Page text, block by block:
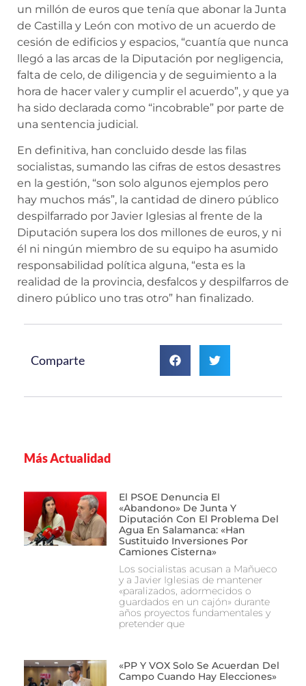
un millón de euros que tenía que abonar la Junta
de Castilla y León con motivo de un acuerdo de
cesión de edificios y espacios, “cuantía que nunca
llegó a las arcas de la Diputación por negligencia,
falta de celo, de diligencia y de seguimiento a la
hora de hacer valer y cumplir el acuerdo”, y que ya
ha sido declarada como “incobrable” por parte de
una sentencia judicial.
En definitiva, han concluido desde las filas
socialistas, sumando las cifras de estos desastres
en la gestión, “son solo algunos ejemplos pero
hay muchos más”, la cantidad de dinero público
despilfarrado por Javier Iglesias al frente de la
Diputación supera los dos millones de euros, y ni
él ni ningún miembro de su equipo ha asumido
responsabilidad política alguna, “esta es la
realidad de la provincia, desfalcos y despilfarros de
dinero público uno tras otro” han finalizado.
Comparte
Más Actualidad
El PSOE Denuncia El
«abandono» De Junta Y
Diputación Con El Problema Del
Agua En Salamanca: «Han
Sustituido Inversiones Por
Camiones Cisterna»
Los socialistas acusan a Mañueco
y a Javier Iglesias de mantener
«paralizados, adormecidos o
guardados en un cajón» durante
años proyectos fundamentales y
pretender que
«PP Y VOX Solo Se Acuerdan Del
Campo Cuando Hay Elecciones»